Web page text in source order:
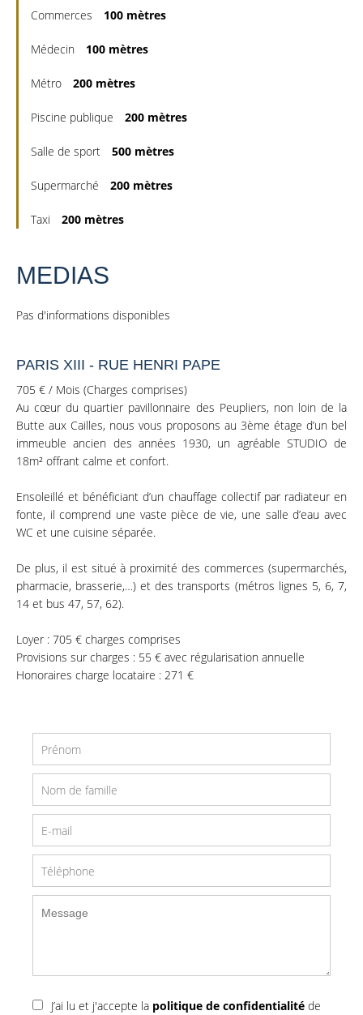
Commerces 100 mètres
Médecin 100 mètres
Métro 200 mètres
Piscine publique 200 mètres
Salle de sport 500 mètres
Supermarché 200 mètres
Taxi 200 mètres
MEDIAS
Pas d'informations disponibles
PARIS XIII - RUE HENRI PAPE
705 € / Mois (Charges comprises)
Au cœur du quartier pavillonnaire des Peupliers, non loin de la
Butte aux Cailles, nous vous proposons au 3ème étage d’un bel
immeuble ancien des années 1930, un agréable STUDIO de
18m² offrant calme et confort.
Ensoleillé et bénéficiant d’un chauffage collectif par radiateur en
fonte, il comprend une vaste pièce de vie, une salle d’eau avec
WC et une cuisine séparée.
De plus, il est situé à proximité des commerces (supermarchés,
pharmacie, brasserie,…) et des transports (métros lignes 5, 6, 7,
14 et bus 47, 57, 62).
Loyer : 705 € charges comprises
Provisions sur charges : 55 € avec régularisation annuelle
Honoraires charge locataire : 271 €
J’ai lu et j'accepte la politique de confidentialité de